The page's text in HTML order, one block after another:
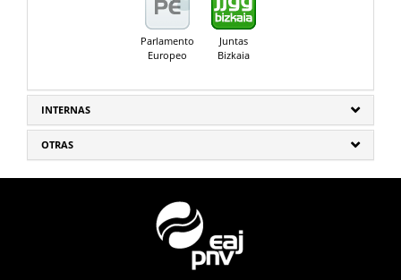
Parlamento
Europeo
Juntas
Bizkaia
INTERNAS
OTRAS